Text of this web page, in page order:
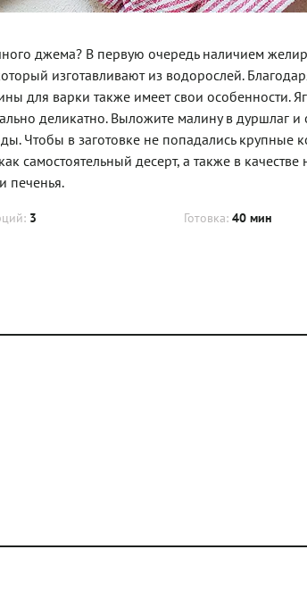
джема? В первую очередь наличием
изготавливают из водорослей.
для варки также имеет свои особенности.
деликатно. Выложите малину в дуршлаг и
Чтобы в заготовке не попадались крупные
самостоятельный десерт, а также в качестве
печенья.
3 Готовка: 40 мин